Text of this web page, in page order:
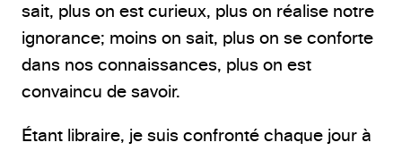
sait, plus on est curieux, plus on réalise notre
ignorance; moins on sait, plus on se conforte
dans nos connaissances, plus on est
convaincu de savoir.
Étant libraire, je suis confronté chaque jour à